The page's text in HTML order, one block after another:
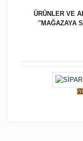
ÜRÜNLER VE
''MAĞAZAYA